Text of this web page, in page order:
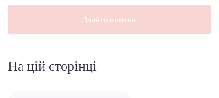
Знайти квитки
На цій сторінці